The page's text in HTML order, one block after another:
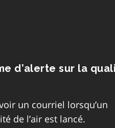
d’alerte sur la
un courriel lorsqu’un
de l’air est lancé.